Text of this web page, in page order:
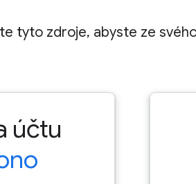
tyto zdroje, abyste ze
účtu